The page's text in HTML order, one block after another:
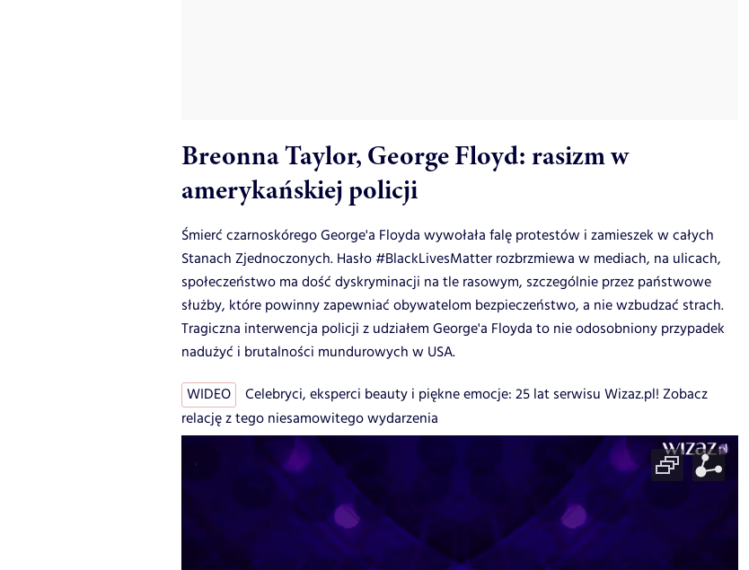
Breonna Taylor, George Floyd: rasizm w
amerykańskiej policji
Śmierć czarnoskórego George'a Floyda wywołała falę protestów i zamieszek w całych
Stanach Zjednoczonych. Hasło #BlackLivesMatter rozbrzmiewa w mediach, na ulicach,
społeczeństwo ma dość dyskryminacji na tle rasowym, szczególnie przez państwowe
służby, które powinny zapewniać obywatelom bezpieczeństwo, a nie wzbudzać strach.
Tragiczna interwencja policji z udziałem George'a Floyda to nie odosobniony przypadek
nadużyć i brutalności mundurowych w USA.
WIDEO
Celebryci, eksperci beauty i piękne emocje: 25 lat serwisu Wizaz.pl! Zobacz
relację z tego niesamowitego wydarzenia